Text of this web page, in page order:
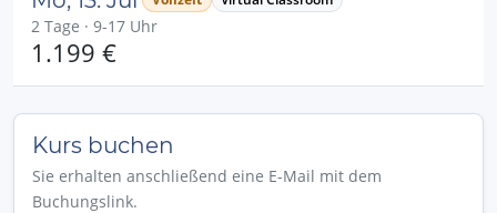
2 Tage · 9-17 Uhr
1.199 €
Kurs buchen
Sie erhalten anschließend eine E-Mail mit dem
Buchungslink.